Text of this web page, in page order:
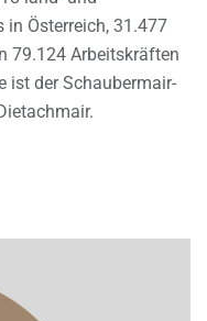
Österreich, 31.477
79.124 Arbeitskräften
ist der Schaubermair-